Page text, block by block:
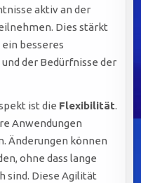
aktiv an der
Dies stärkt
besseres
der Bedürfnisse der
ist die Flexibilität.
Anwendungen
Änderungen können
ohne dass lange
sind. Diese Agilität